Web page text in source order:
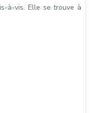
à-vis. Elle se trouve à